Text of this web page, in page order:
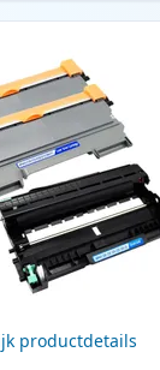
productdetails